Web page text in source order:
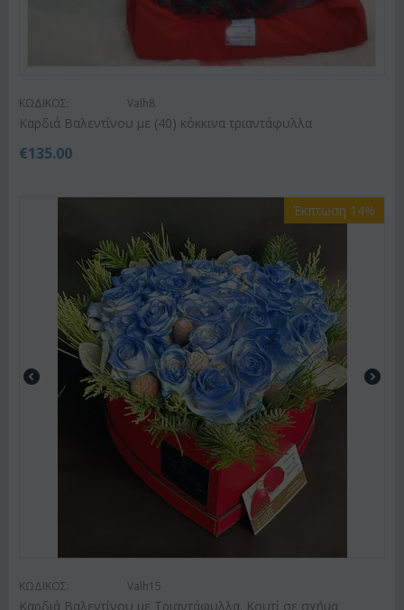
ΚΩΔΙΚΟΣ: Valh8
Καρδιά Βαλεντίνου με (40) κόκκινα τριαντάφυλλα
€135.00
Έκπτωση 14%
ΚΩΔΙΚΟΣ: Valh15
Καρδιά Βαλεντίνου με Τριαντάφυλλα. Κουτί σε σχήμα